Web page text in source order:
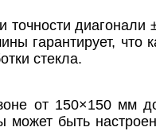
гарантирует, что
стекла.
от 150×150
быть